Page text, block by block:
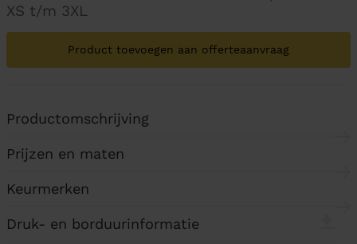
XS t/m 3XL
Product toevoegen aan offerteaanvraag
Productomschrijving
Prijzen en maten
Keurmerken
Druk- en borduurinformatie